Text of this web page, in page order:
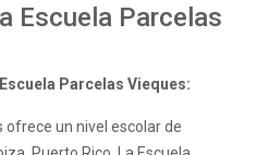
Escuela Parcelas
Parcelas Vieques:
ofrece un nivel escolar de